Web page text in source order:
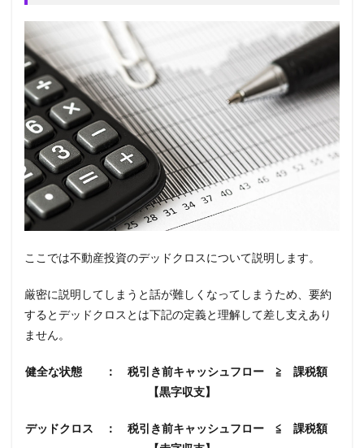
ここでは不動産投資のデッドクロスについて説明します。
厳密に説明してしまうと話が難しくなってしまうため、要約
するとデッドクロスとは下記の定義と理解して差し支えあり
ません。
健全な状態 ： 税引き前キャッシュフロー ≧ 課税額
【黒字収支】
デッドクロス ： 税引き前キャッシュフロー ≦ 課税額